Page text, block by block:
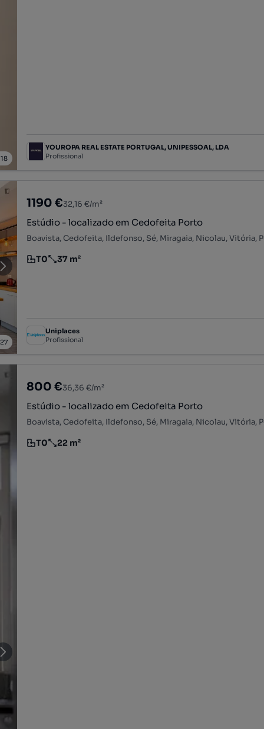
18
YOUROPA REAL ESTATE PORTUGAL, UNIPESSOAL, LDA
Profissional
27
1190 €32,16 €/m²
Estúdio - localizado em Cedofeita Porto
Boavista, Cedofeita, Ildefonso, Sé, Miragaia, Nicolau, Vitória,
Tipologia
T0
Preço por metro quadrado
37 m²
Uniplaces
Profissional
800 €36,36 €/m²
Estúdio - localizado em Cedofeita Porto
Boavista, Cedofeita, Ildefonso, Sé, Miragaia, Nicolau, Vitória,
Tipologia
T0
Preço por metro quadrado
22 m²